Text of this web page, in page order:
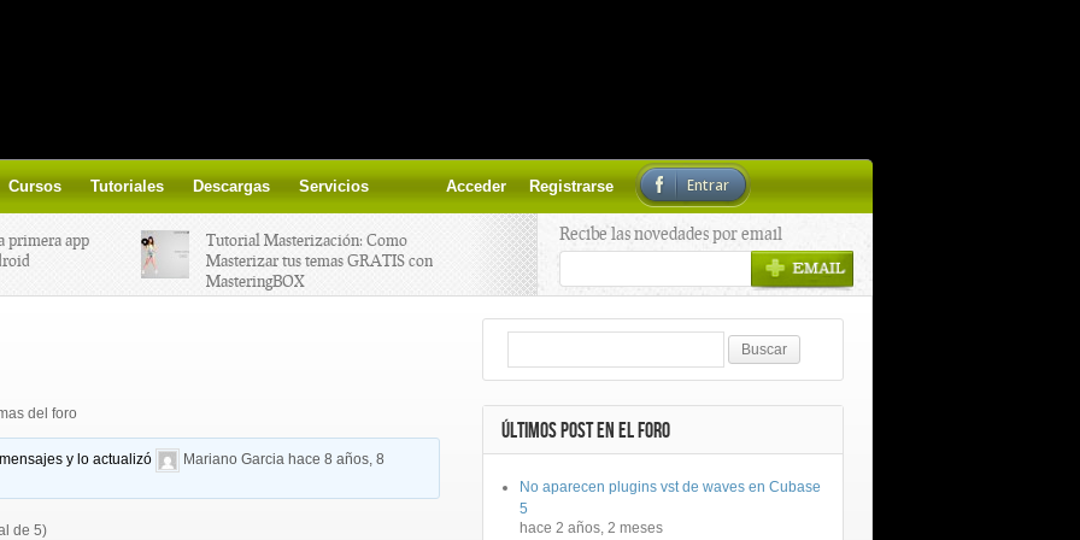
Cursos Tutoriales Descargas Servicios Acceder Registrarse Entrar
primera app
Tutorial Masterización: Como
Masterizar tus temas GRATIS con
MasteringBOX
nuevo
aprende a
Ototo, crea musica con tu objeto
Recibe las novedades por email
del foro
y lo actualizó Mariano Garcia hace 8 años, 8
de 5)
ÚLTIMOS POST EN EL FORO
No aparecen plugins vst de waves en Cubase
5
hace 2 años, 2 meses